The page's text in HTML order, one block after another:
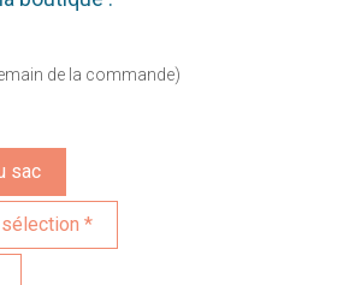
de la commande)
sac